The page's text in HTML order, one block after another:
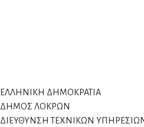
ΕΛΛΗΝΙΚΗ ΔΗΜΟΚΡΑΤΙΑ
ΔΗΜΟΣ ΛΟΚΡΩΝ
ΔΙΕΥΘΥΝΣΗ ΤΕΧΝΙΚΩΝ